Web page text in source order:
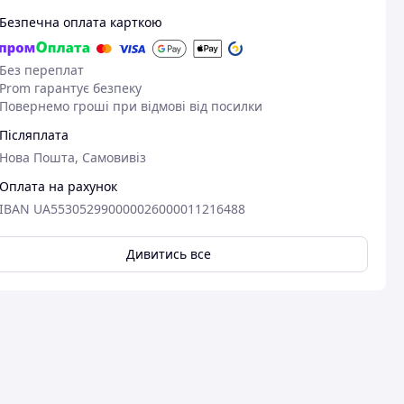
Безпечна оплата карткою
Без переплат
Prom гарантує безпеку
Повернемо гроші при відмові від посилки
Післяплата
Нова Пошта, Самовивіз
Оплата на рахунок
IBAN UA553052990000026000011216488
Дивитись все